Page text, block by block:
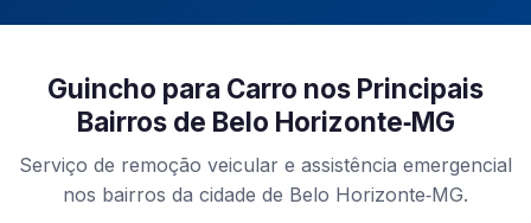
Guincho para Carro nos Principais
Bairros de Belo Horizonte‑MG
Serviço de remoção veicular e assistência emergencial
nos bairros da cidade de Belo Horizonte‑MG.